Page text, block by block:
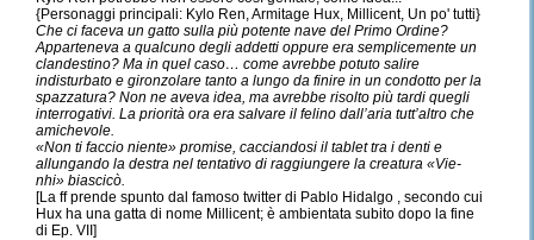
{Personaggi principali: Kylo Ren, Armitage Hux, Millicent, Un po' tutti}
Che ci faceva un gatto sulla più potente nave del Primo Ordine?
Apparteneva a qualcuno degli addetti oppure era semplicemente un
clandestino? Ma in quel caso… come avrebbe potuto salire
indisturbato e gironzolare tanto a lungo da finire in un condotto per la
spazzatura? Non ne aveva idea, ma avrebbe risolto più tardi quegli
interrogativi. La priorità ora era salvare il felino dall’aria tutt’altro che
amichevole.
«Non ti faccio niente» promise, cacciandosi il tablet tra i denti e
allungando la destra nel tentativo di raggiungere la creatura «Vie-
nhi» biascicò.
[La ff prende spunto dal famoso twitter di Pablo Hidalgo , secondo cui
Hux ha una gatta di nome Millicent; è ambientata subito dopo la fine
di Ep. VII]